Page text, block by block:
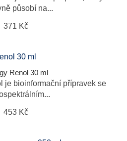
působí na...
371 Kč
Renol 30 ml
je bioinformační přípravek se
453 Kč